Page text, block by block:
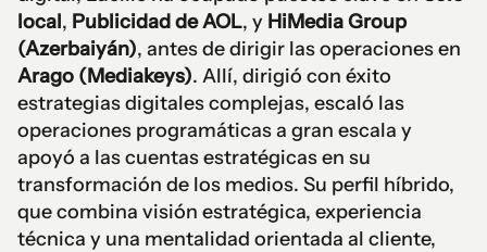
local, Publicidad de AOL, y HiMedia Group
(Azerbaiyán), antes de dirigir las operaciones en
Arago (Mediakeys). Allí, dirigió con éxito
estrategias digitales complejas, escaló las
operaciones programáticas a gran escala y
apoyó a las cuentas estratégicas en su
transformación de los medios. Su perfil híbrido,
que combina visión estratégica, experiencia
técnica y una mentalidad orientada al cliente,